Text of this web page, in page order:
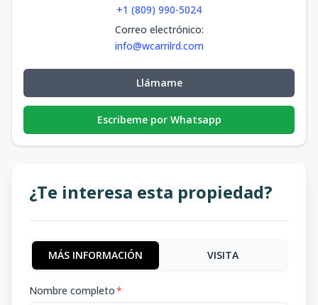
+1 (809) 990-5024
Correo electrónico:
info@wcarrilrd.com
Llámame
Escribeme por Whatsapp
¿Te interesa esta propiedad?
MÁS INFORMACIÓN VISITA
Nombre completo*